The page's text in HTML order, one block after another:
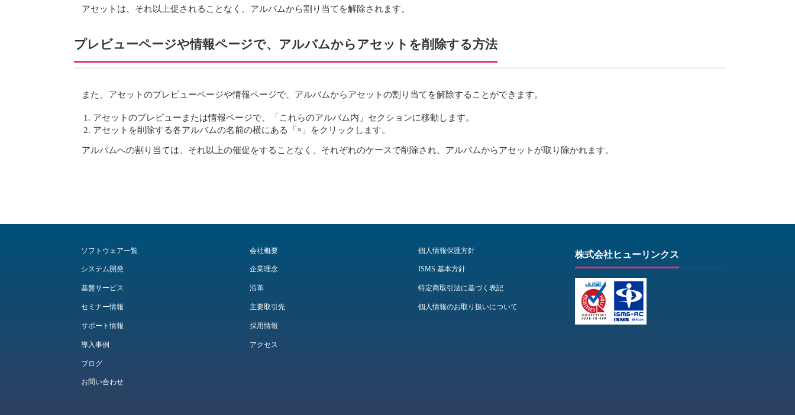
アセットは、それ以上促されることなく、アルバムから割り当てを解除されます。
プレビューページや情報ページで、アルバムからアセットを削除する方法
また、アセットのプレビューページや情報ページで、アルバムからアセットの割り当てを解除することができます。
アセットのプレビューまたは情報ページで、「これらのアルバム内」セクションに移動します。
アセットを削除する各アルバムの名前の横にある「×」をクリックします。
アルバムへの割り当ては、それ以上の催促をすることなく、それぞれのケースで削除され、アルバムからアセットが取り除かれます。
ソフトウェア一覧
システム開発
基盤サービス
セミナー情報
サポート情報
導入事例
ブログ
お問い合わせ
会社概要
企業理念
沿革
主要取引先
採用情報
アクセス
個人情報保護方針
ISMS 基本方針
特定商取引法に基づく表記
個人情報のお取り扱いについて
株式会社ヒューリンクス